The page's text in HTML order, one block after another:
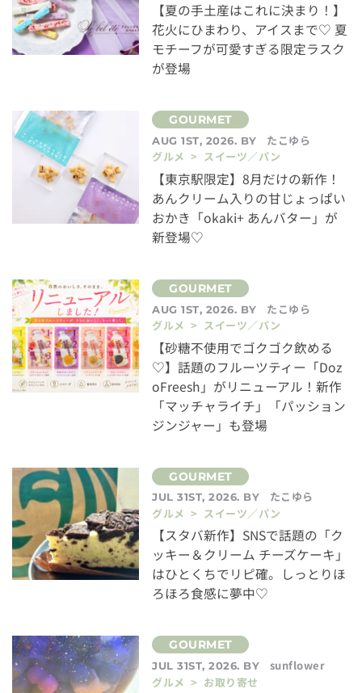
【夏の手土産はこれに決まり！】
花火にひまわり、アイスまで♡ 夏
モチーフが可愛すぎる限定ラスク
が登場
AUG 1ST, 2026. BY
たこゆら
グルメ > スイーツ／パン
【東京駅限定】8月だけの新作！
あんクリーム入りの甘じょっぱい
おかき「okaki+ あんバター」が
新登場♡
AUG 1ST, 2026. BY
たこゆら
グルメ > スイーツ／パン
【砂糖不使用でゴクゴク飲める
♡】話題のフルーツティー「Doz
oFreesh」がリニューアル！新作
「マッチャライチ」「パッション
ジンジャー」も登場
JUL 31ST, 2026. BY
たこゆら
グルメ > スイーツ／パン
【スタバ新作】SNSで話題の「ク
ッキー＆クリーム チーズケーキ」
はひとくちでリピ確。しっとりほ
ろほろ食感に夢中♡
JUL 31ST, 2026. BY
sunflower
グルメ > お取り寄せ